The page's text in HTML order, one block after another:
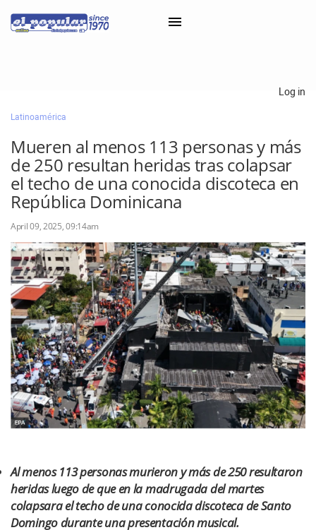
Classifieds
Categorías
Iniciar sesión con Clascal
×
Log in
Latinoamérica
Mueren al menos 113 personas y más
de 250 resultan heridas tras colapsar
el techo de una conocida discoteca en
República Dominicana
April 09, 2025, 09:14am
Al menos 113 personas murieron y más de 250 resultaron
heridas luego de que en la madrugada del martes
colapsara el techo de una conocida discoteca de Santo
Domingo durante una presentación musical.